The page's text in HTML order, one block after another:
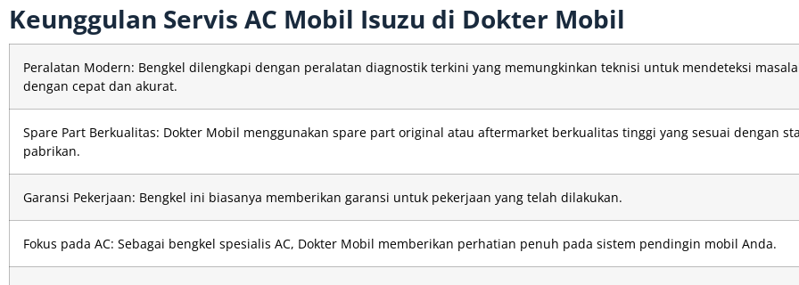
Keunggulan Servis AC Mobil Isuzu di Dokter Mobil
Peralatan Modern: Bengkel dilengkapi dengan peralatan diagnostik terkini yang memungkinkan teknisi untuk mendeteksi
dengan cepat dan akurat.
Spare Part Berkualitas: Dokter Mobil menggunakan spare part original atau aftermarket berkualitas tinggi yang sesuai dengan
pabrikan.
Garansi Pekerjaan: Bengkel ini biasanya memberikan garansi untuk pekerjaan yang telah dilakukan.
Fokus pada AC: Sebagai bengkel spesialis AC, Dokter Mobil memberikan perhatian penuh pada sistem pendingin mobil Anda.